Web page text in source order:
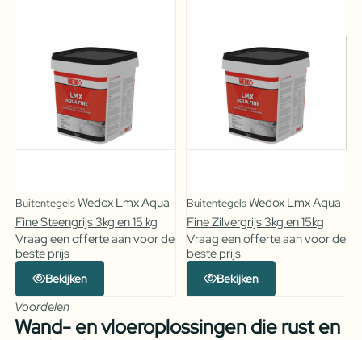
BuitentegelsWedox Lmx Aqua
Fine Steengrijs 3kg en 15 kg
Vraag een offerte aan voor de
beste prijs
Bekijken
BuitentegelsWedox Lmx Aqua
Fine Zilvergrijs 3kg en 15kg
Vraag een offerte aan voor de
beste prijs
Bekijken
Voordelen
Wand- en vloeroplossingen die rust en